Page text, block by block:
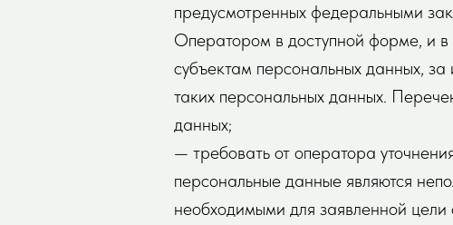
предусмотренных федеральными
Оператором в доступной форме, и
субъектам персональных данных,
таких персональных данных.
данных;
— требовать от оператора
персональные данные являются
необходимыми для заявленной